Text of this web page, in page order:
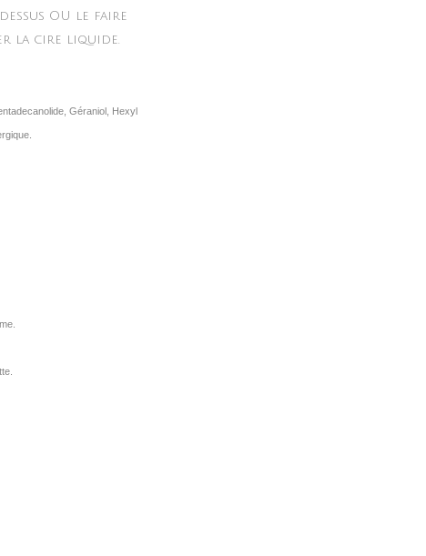
OU le faire
la cire liquide.
Géraniol, Hexyl